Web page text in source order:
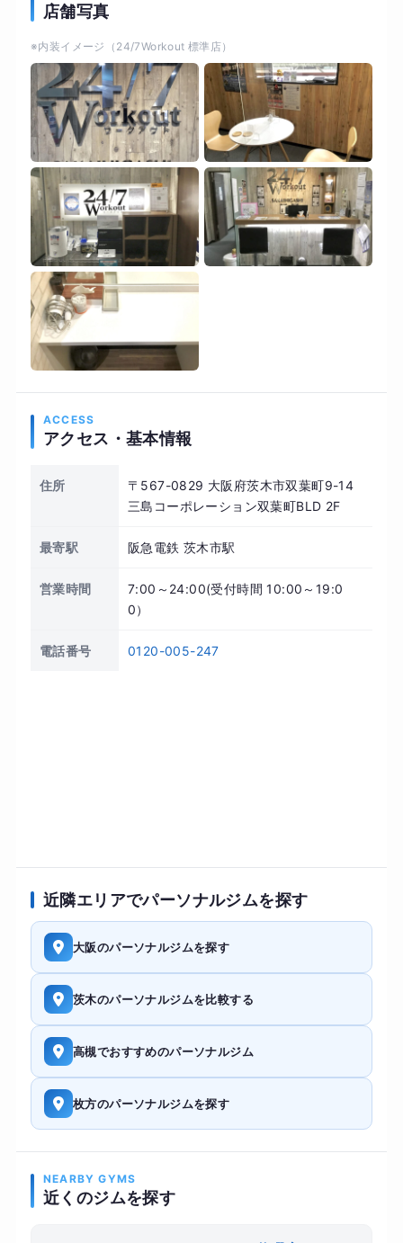
ーを作成。 目標達成後もリバウンドせず、自分自
します。
店舗写真
※内装イメージ（24/7Workout 標準店）
ACCESS
アクセス・基本情報
住所
〒567-0829 大阪府茨木市双葉町9-14
三島コーポレーション双葉町BLD 2F
最寄駅 阪急電鉄 茨木市駅
営業時間
7:00～24:00(受付時間 10:00～19:0
0）
電話番号 0120-005-247
近隣エリアでパーソナルジムを探す
大阪のパーソナルジムを探す
茨木のパーソナルジムを比較する
高槻でおすすめのパーソナルジム
枚方のパーソナルジムを探す
NEARBY GYMS
近くのジムを探す